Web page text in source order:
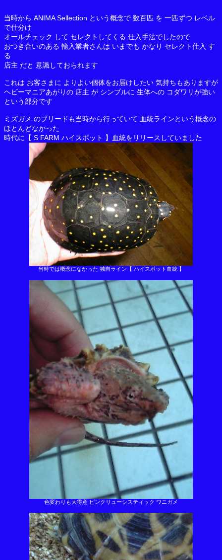
当時から ANIMA Sellection という概念で 数百匹 を 一匹ずつ レベル
で仕分け
オールチェック して セレクトしてくる 仕入手法でしたので
おつき合いのある 輸入業者さんは いまでも かなり セレクト仕入 す
る
店主 だと 意識しておられます
これは お客さまに よりよい個体をお届けしたい 気持ちもありますが
ヘビーマニアあがりの 店主 が シンプルに 生体への コダワリが強い
という部分です
ミズガメ のブリードも当時から行っていて 血統ラインという概念の
ほとんどなかった
時代に【 S FARM ハイスポット 】血統をリリースしていました
当時では概念になかった 独自ライン【 ハイスポット血統 】
色変わりも大得意 ピンクリューシスティック ワニガメ